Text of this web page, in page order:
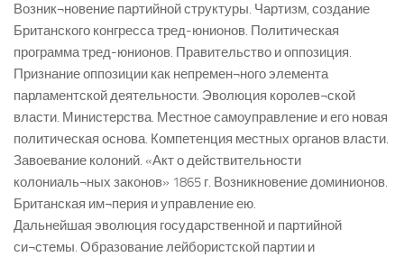
Возник¬новение партийной структуры. Чартизм, создание
Британского конгресса тред-юнионов. Политическая
программа тред-юнионов. Правительство и оппозиция.
Признание оппозиции как непремен¬ного элемента
парламентской деятельности. Эволюция королев¬ской
власти. Министерства. Местное самоуправление и его новая
политическая основа. Компетенция местных органов власти.
Завоевание колоний. «Акт о действительности
колониаль¬ных законов» 1865 г. Возникновение доминионов.
Британская им¬перия и управление ею.
Дальнейшая эволюция государственной и партийной
си¬стемы. Образование лейбористской партии и